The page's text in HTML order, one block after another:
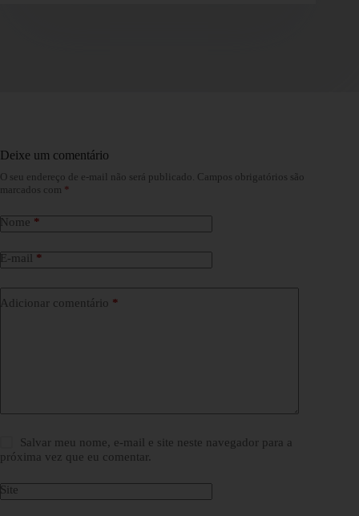
Deixe um comentário
O seu endereço de e-mail não será publicado. Campos obrigatórios são
marcados com *
Nome *
E-mail *
Adicionar comentário *
Salvar meu nome, e-mail e site neste navegador para a
próxima vez que eu comentar.
Site